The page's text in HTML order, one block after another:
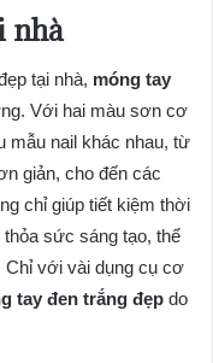
nhà
tại nhà, móng tay
Với hai màu sơn cơ
mẫu nail khác nhau, từ
giản, cho đến các
chỉ giúp tiết kiệm thời
sức sáng tạo, thể
Chỉ với vài dụng cụ cơ
tay đen trắng đẹp do